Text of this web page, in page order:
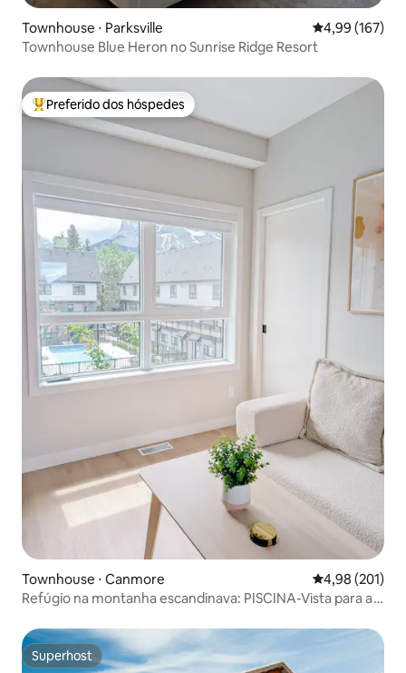
Townhouse ⋅ Parksville 4,99 de uma
4,99 (167)
Townhouse Blue Heron no Sunrise Ridge Resort
Entre os melhores preferidos dos hóspedes
Preferido dos hóspedes
Townhouse ⋅ Canmore 4,98 de uma
4,98 (201)
Refúgio na montanha escandinava: PISCINA-Vista para a
Superhost
Superhost